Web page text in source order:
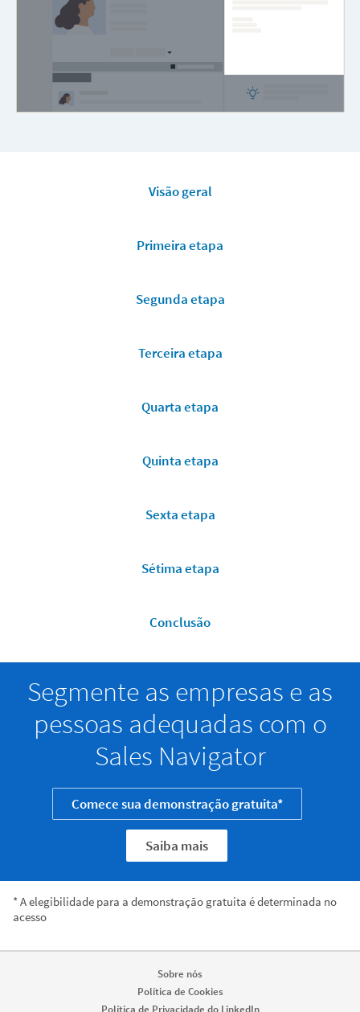
Visão geral
Primeira etapa
Segunda etapa
Terceira etapa
Quarta etapa
Quinta etapa
Sexta etapa
Sétima etapa
Conclusão
Segmente as empresas e as
pessoas adequadas com o
Sales Navigator
Comece sua demonstração gratuita*
Saiba mais
* A elegibilidade para a demonstração gratuita é determinada no
acesso
Sobre nós
Política de Cookies
Política de Privacidade do LinkedIn